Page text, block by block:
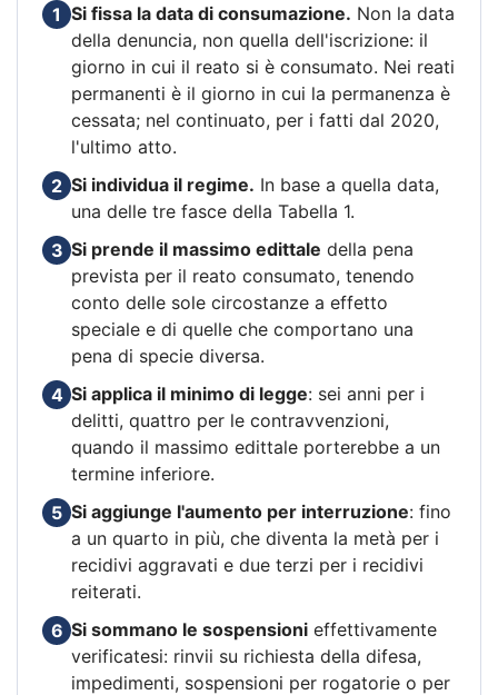
1 Si fissa la data di consumazione. Non la data
della denuncia, non quella dell'iscrizione: il
giorno in cui il reato si è consumato. Nei reati
permanenti è il giorno in cui la permanenza è
cessata; nel continuato, per i fatti dal 2020,
l'ultimo atto.
2 Si individua il regime. In base a quella data,
una delle tre fasce della Tabella 1.
3 Si prende il massimo edittale della pena
prevista per il reato consumato, tenendo
conto delle sole circostanze a effetto
speciale e di quelle che comportano una
pena di specie diversa.
4 Si applica il minimo di legge: sei anni per i
delitti, quattro per le contravvenzioni,
quando il massimo edittale porterebbe a un
termine inferiore.
5 Si aggiunge l'aumento per interruzione: fino
a un quarto in più, che diventa la metà per i
recidivi aggravati e due terzi per i recidivi
reiterati.
6 Si sommano le sospensioni effettivamente
verificatesi: rinvii su richiesta della difesa,
impedimenti, sospensioni per rogatorie o per